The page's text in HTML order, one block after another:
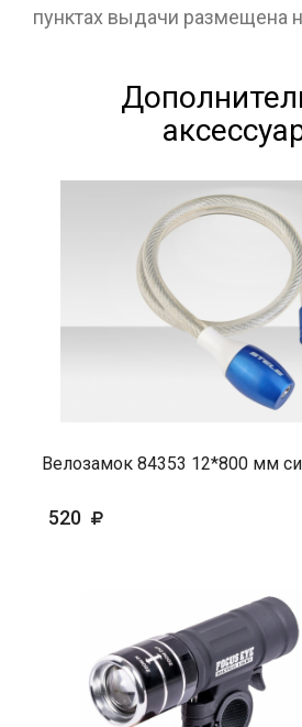
пунктах выдачи размещена
Велозамок 84353 12*800 мм
520